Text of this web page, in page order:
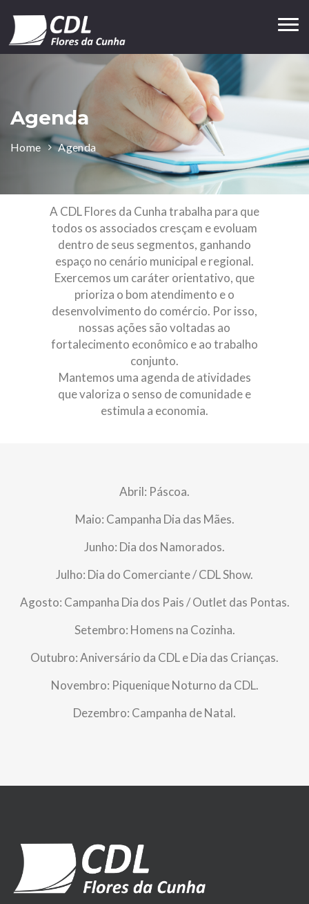
Agenda
Home Agenda
A CDL Flores da Cunha trabalha para que
todos os associados cresçam e evoluam
dentro de seus segmentos, ganhando
espaço no cenário municipal e regional.
Exercemos um caráter orientativo, que
prioriza o bom atendimento e o
desenvolvimento do comércio. Por isso,
nossas ações são voltadas ao
fortalecimento econômico e ao trabalho
conjunto.
Mantemos uma agenda de atividades
que valoriza o senso de comunidade e
estimula a economia.
Abril: Páscoa.
Maio: Campanha Dia das Mães.
Junho: Dia dos Namorados.
Julho: Dia do Comerciante / CDL Show.
Agosto: Campanha Dia dos Pais / Outlet das Pontas.
Setembro: Homens na Cozinha.
Outubro: Aniversário da CDL e Dia das Crianças.
Novembro: Piquenique Noturno da CDL.
Dezembro: Campanha de Natal.